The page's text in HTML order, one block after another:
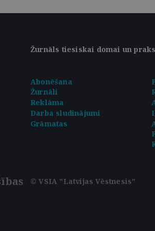
Žurnāls tiesiskai domai un
Abonēšana
Žurnāli
Reklāma
Darba sludinājumi
Grāmatas
© VSIA "Latvijas Vēstnesis"